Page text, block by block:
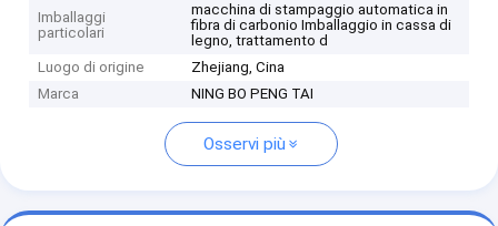
Imballaggi
particolari
macchina di stampaggio automatica in
fibra di carbonio Imballaggio in cassa di
legno, trattamento d
Luogo di origine
Zhejiang, Cina
Marca
NING BO PENG TAI
Osservi più